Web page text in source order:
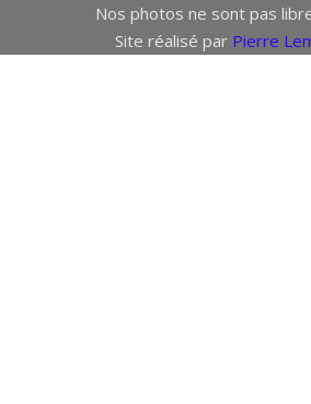
Nos photos ne sont pas
Site réalisé par Pierre